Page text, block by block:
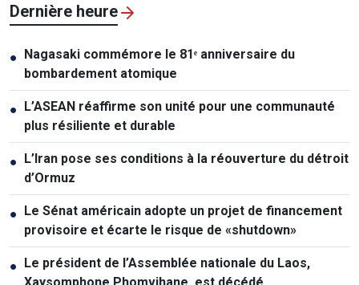
Dernière heure
● Nagasaki commémore le 81ᵉ anniversaire du
bombardement atomique
● L’ASEAN réaffirme son unité pour une communauté
plus résiliente et durable
● L’Iran pose ses conditions à la réouverture du détroit
d’Ormuz
● Le Sénat américain adopte un projet de financement
provisoire et écarte le risque de «shutdown»
● Le président de l’Assemblée nationale du Laos,
Xaysomphone Phomvihane, est décédé